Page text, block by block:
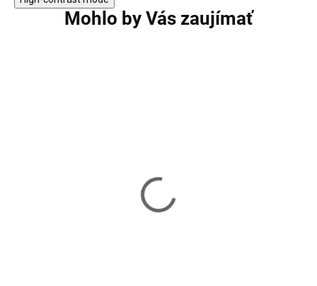
Mohlo by Vás zaujímať